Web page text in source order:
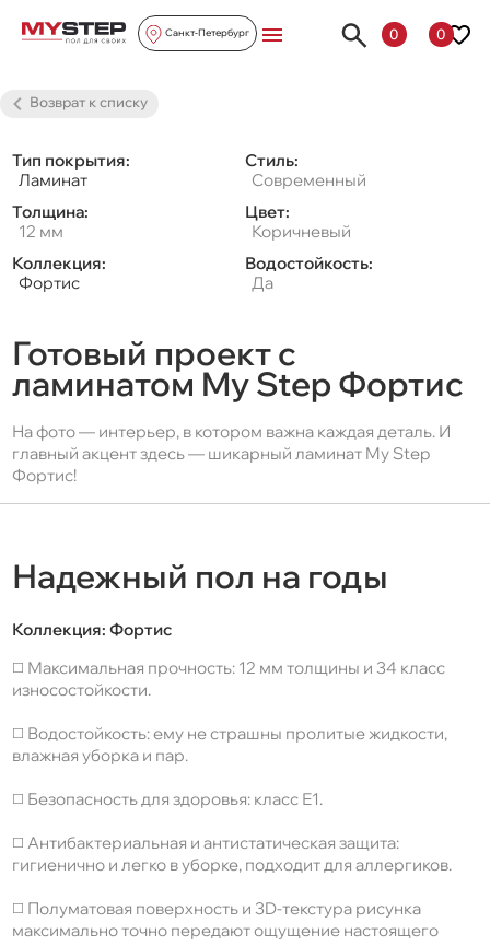
Санкт-Петербург 0 0
Возврат к списку
Тип покрытия:
Ламинат
Стиль:
Современный
Толщина:
12 мм
Цвет:
Коричневый
Коллекция:
Фортис
Водостойкость:
Да
Готовый проект с
ламинатом My Step Фортис
На фото — интерьер, в котором важна каждая деталь. И
главный акцент здесь — шикарный ламинат My Step
Фортис!
Надежный пол на годы
Коллекция:Фортис
◻️ Максимальная прочность: 12 мм толщины и 34 класс
износостойкости.
◻️ Водостойкость: ему не страшны пролитые жидкости,
влажная уборка и пар.
◻️ Безопасность для здоровья: класс Е1.
◻️ Антибактериальная и антистатическая защита:
гигиенично и легко в уборке, подходит для аллергиков.
◻️ Полуматовая поверхность и 3D-текстура рисунка
максимально точно передают ощущение настоящего